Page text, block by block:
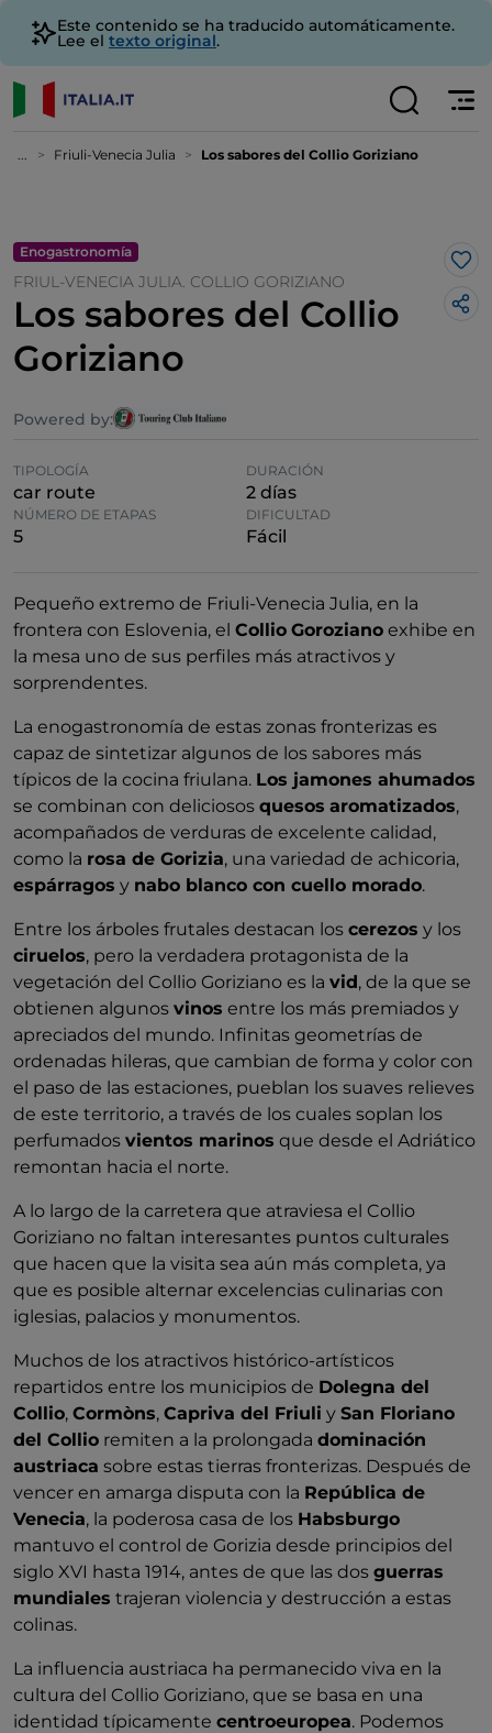
Este contenido se ha traducido automáticamente.
Lee el texto original.
... Friuli-Venecia Julia Los sabores del Collio Goriziano
Enogastronomía
FRIUL-VENECIA JULIA. COLLIO GORIZIANO
Los sabores del Collio
Goriziano
Powered by:
TIPOLOGÍA
car route
DURACIÓN
2 días
NÚMERO DE ETAPAS
5
DIFICULTAD
Fácil
Pequeño extremo de Friuli-Venecia Julia, en la
frontera con Eslovenia, el Collio Goroziano exhibe en
la mesa uno de sus perfiles más atractivos y
sorprendentes.
La enogastronomía de estas zonas fronterizas es
capaz de sintetizar algunos de los sabores más
típicos de la cocina friulana. Los jamones ahumados
se combinan con deliciosos quesos aromatizados,
acompañados de verduras de excelente calidad,
como la rosa de Gorizia, una variedad de achicoria,
espárragos y nabo blanco con cuello morado.
Entre los árboles frutales destacan los cerezos y los
ciruelos, pero la verdadera protagonista de la
vegetación del Collio Goriziano es la vid, de la que se
obtienen algunos vinos entre los más premiados y
apreciados del mundo. Infinitas geometrías de
ordenadas hileras, que cambian de forma y color con
el paso de las estaciones, pueblan los suaves relieves
de este territorio, a través de los cuales soplan los
perfumados vientos marinos que desde el Adriático
remontan hacia el norte.
A lo largo de la carretera que atraviesa el Collio
Goriziano no faltan interesantes puntos culturales
que hacen que la visita sea aún más completa, ya
que es posible alternar excelencias culinarias con
iglesias, palacios y monumentos.
Muchos de los atractivos histórico-artísticos
repartidos entre los municipios de Dolegna del
Collio, Cormòns, Capriva del Friuli y San Floriano
del Collio remiten a la prolongada dominación
austriaca sobre estas tierras fronterizas. Después de
vencer en amarga disputa con la República de
Venecia, la poderosa casa de los Habsburgo
mantuvo el control de Gorizia desde principios del
siglo XVI hasta 1914, antes de que las dos guerras
mundiales trajeran violencia y destrucción a estas
colinas.
La influencia austriaca ha permanecido viva en la
cultura del Collio Goriziano, que se basa en una
identidad típicamente centroeuropea. Podemos
Me